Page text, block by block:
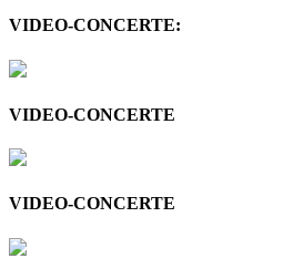
VIDEO-CONCERTE:
VIDEO-CONCERTE
VIDEO-CONCERTE